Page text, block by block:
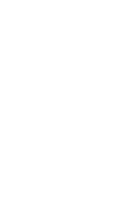
wissen,
Sie ist auch
und